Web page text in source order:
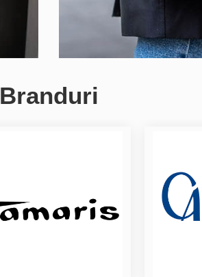
Branduri